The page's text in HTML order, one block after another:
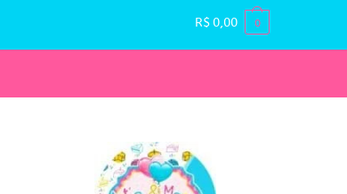
R$0,00 0